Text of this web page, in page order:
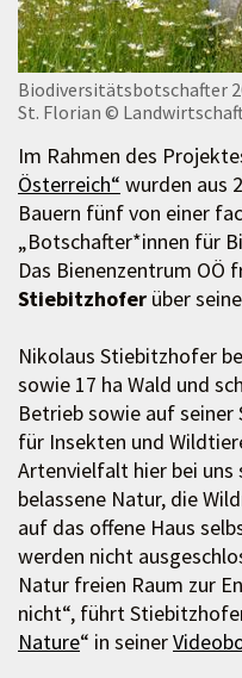
Biodiversitätsbotschafter
St. Florian ©
Im Rahmen des
Österreich“ wurden aus
Bauern fünf von einer
„Botschafter*innen für
Das Bienenzentrum OÖ
Stiebitzhofer über
Nikolaus Stiebitzhofer
sowie 17 ha Wald und
Betrieb sowie auf
für Insekten und
Artenvielfalt hier bei
belassene Natur, die
auf das offene Haus
werden nicht
Natur freien Raum zur
nicht“, führt
Nature“ in seiner